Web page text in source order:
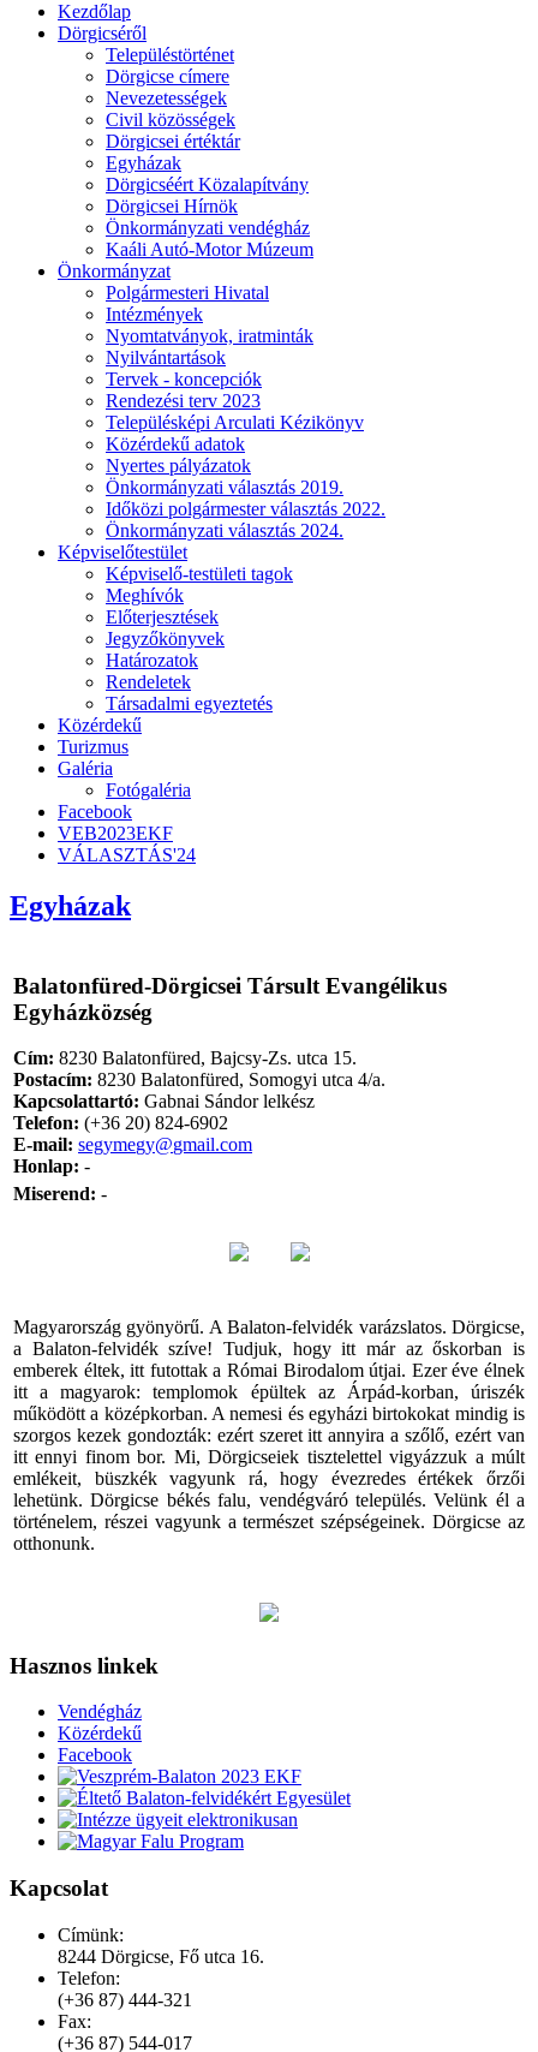
Kezdőlap
Dörgicséről
Településtörténet
Dörgicse címere
Nevezetességek
Civil közösségek
Dörgicsei értéktár
Egyházak
Dörgicséért Közalapítvány
Dörgicsei Hírnök
Önkormányzati vendégház
Kaáli Autó-Motor Múzeum
Önkormányzat
Polgármesteri Hivatal
Intézmények
Nyomtatványok, iratminták
Nyilvántartások
Tervek - koncepciók
Rendezési terv 2023
Településképi Arculati Kézikönyv
Közérdekű adatok
Nyertes pályázatok
Önkormányzati választás 2019.
Időközi polgármester választás 2022.
Önkormányzati választás 2024.
Képviselőtestület
Képviselő-testületi tagok
Meghívók
Előterjesztések
Jegyzőkönyvek
Határozatok
Rendeletek
Társadalmi egyeztetés
Közérdekű
Turizmus
Galéria
Fotógaléria
Facebook
VEB2023EKF
VÁLASZTÁS'24
Egyházak
Balatonfüred-Dörgicsei Társult Evangélikus
Egyházközség
Cím: 8230 Balatonfüred, Bajcsy-Zs. utca 15.
Postacím: 8230 Balatonfüred, Somogyi utca 4/a.
Kapcsolattartó: Gabnai Sándor lelkész
Telefon: (+36 20) 824-6902
E-mail:
Honlap: -
Miserend: -
Magyarország gyönyörű. A Balaton-felvidék varázslatos. Dörgicse,
a Balaton-felvidék szíve! Tudjuk, hogy itt már az őskorban is
emberek éltek, itt futottak a Római Birodalom útjai. Ezer éve élnek
itt a magyarok: templomok épültek az Árpád-korban, úriszék
működött a középkorban. A nemesi és egyházi birtokokat mindig is
szorgos kezek gondozták: ezért szeret itt annyira a szőlő, ezért van
itt ennyi finom bor. Mi, Dörgicseiek tisztelettel vigyázzuk a múlt
emlékeit, büszkék vagyunk rá, hogy évezredes értékek őrzői
lehetünk. Dörgicse békés falu, vendégváró település. Velünk él a
történelem, részei vagyunk a természet szépségeinek. Dörgicse az
otthonunk.
Hasznos linkek
Vendégház
Közérdekű
Facebook
Kapcsolat
Címünk:
8244 Dörgicse, Fő utca 16.
Telefon:
(+36 87) 444-321
Fax:
(+36 87) 544-017